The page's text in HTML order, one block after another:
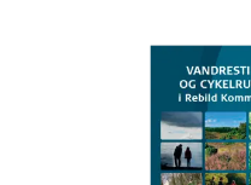
Vandrestier og Cykelruter